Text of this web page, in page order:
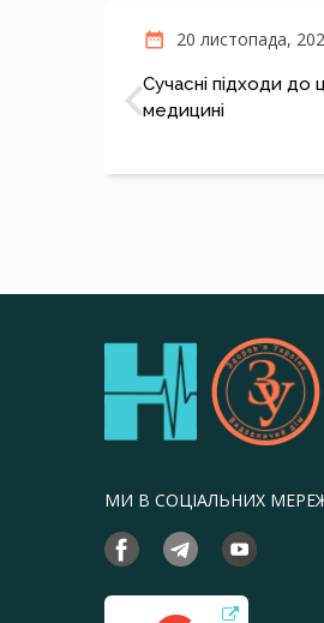
20 листопада,
Сучасні підходи до
медицині
МИ В СОЦІАЛЬНИХ